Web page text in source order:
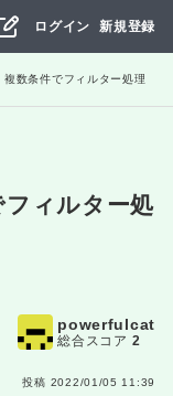
ログイン 新規登録
複数条件でフィルター処理
フィルター処
powerfulcat
総合スコア 2
投稿 2022/01/05 11:39